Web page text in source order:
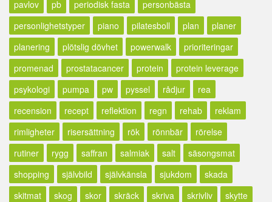
pavlov
pb periodisk fasta
personbästa
personlighetstyper
piano pilatesboll plan
planer
planering
plötslig dövhet powerwalk
prioriteringar
promenad
prostatacancer protein
protein leverage
psykologi
pumpa pw pyssel rådjur
rea
recension
recept reflektion regn rehab
reklam
rimligheter
risersättning rök rönnbär
rörelse
rutiner
rygg saffran salmiak salt
säsongsmat
shopping
självbild självkänsla sjukdom
skada
skitmat
skog skor skräck skriva skrivliv
skytte